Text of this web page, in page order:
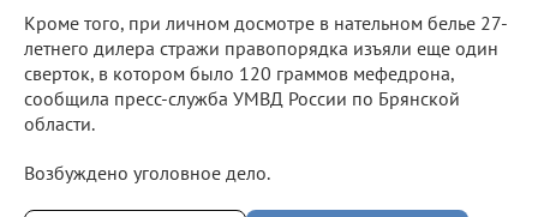
Кроме того, при личном досмотре в нательном белье 27-
летнего дилера стражи правопорядка изъяли еще один
сверток, в котором было 120 граммов мефедрона,
сообщила пресс-служба УМВД России по Брянской
области.
Возбуждено уголовное дело.